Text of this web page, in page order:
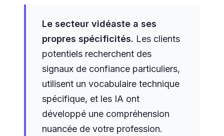
Le secteur vidéaste a ses
propres spécificités. Les clients
potentiels recherchent des
signaux de confiance particuliers,
utilisent un vocabulaire technique
spécifique, et les IA ont
développé une compréhension
nuancée de votre profession.